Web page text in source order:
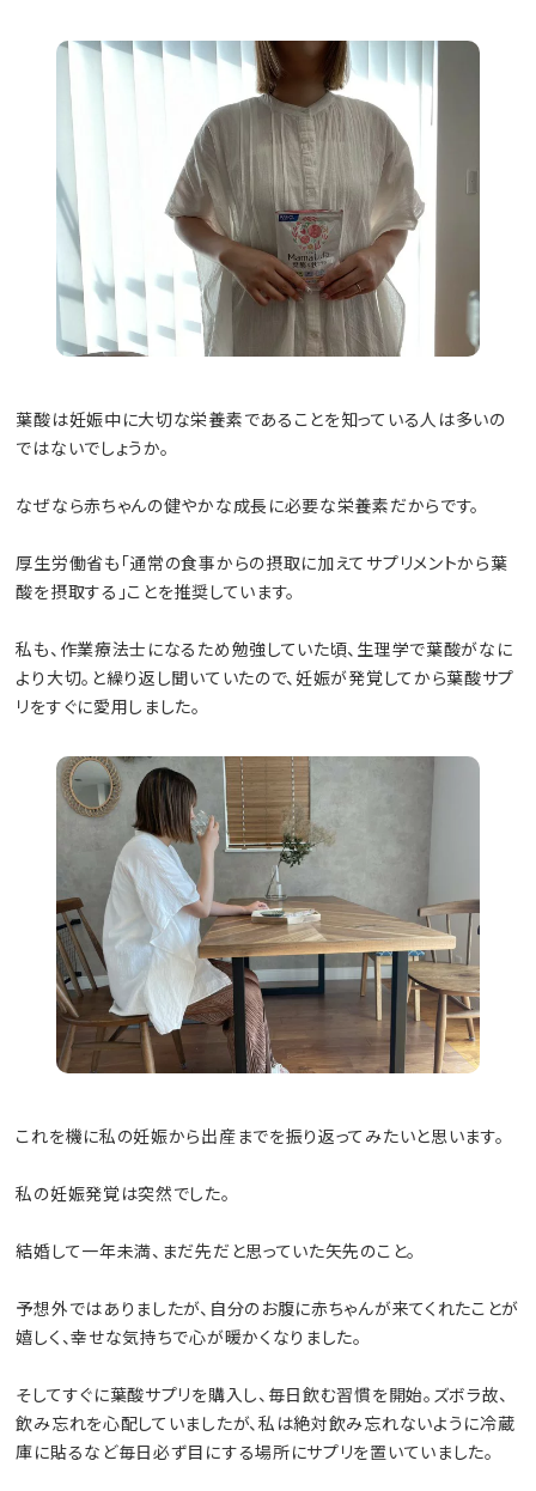
葉酸は妊娠中に大切な栄養素であることを知っている人は多いの
ではないでしょうか。
なぜなら赤ちゃんの健やかな成長に必要な栄養素だからです。
厚生労働省も「通常の食事からの摂取に加えてサプリメントから葉
酸を摂取する」ことを推奨しています。
私も、作業療法士になるため勉強していた頃、生理学で葉酸がなに
より大切。と繰り返し聞いていたので、妊娠が発覚してから葉酸サプ
リをすぐに愛用しました。
これを機に私の妊娠から出産までを振り返ってみたいと思います。
私の妊娠発覚は突然でした。
結婚して一年未満、まだ先だと思っていた矢先のこと。
予想外ではありましたが、自分のお腹に赤ちゃんが来てくれたことが
嬉しく、幸せな気持ちで心が暖かくなりました。
そしてすぐに葉酸サプリを購入し、毎日飲む習慣を開始。ズボラ故、
飲み忘れを心配していましたが、私は絶対飲み忘れないように冷蔵
庫に貼るなど毎日必ず目にする場所にサプリを置いていました。